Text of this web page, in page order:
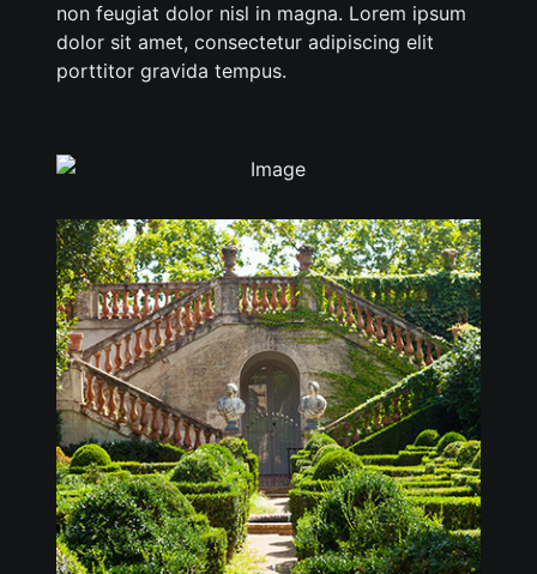
non feugiat dolor nisl in magna. Lorem ipsum
dolor sit amet, consectetur adipiscing elit
porttitor gravida tempus.